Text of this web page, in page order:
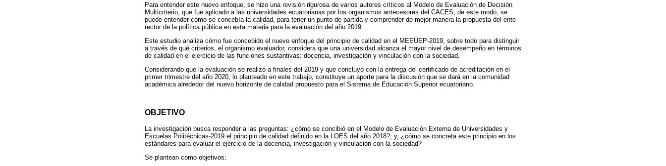
Para entender este nuevo enfoque, se hizo una revisión rigurosa de varios autores críticos al Modelo de Evaluación de Decisión
Multicriterio, que fue aplicado a las universidades ecuatorianas por los organismos antecesores del CACES; de este modo, se
puede entender cómo se concebía la calidad, para tener un punto de partida y comprender de mejor manera la propuesta del ente
rector de la política pública en esta materia para la evaluación del año 2019.
Este estudio analiza cómo fue concebido el nuevo enfoque del principio de calidad en el MEEUEP-2019, sobre todo para distinguir
a través de qué criterios, el organismo evaluador, considera que una universidad alcanza el mayor nivel de desempeño en términos
de calidad en el ejercicio de las funciones sustantivas: docencia, investigación y vinculación con la sociedad.
Considerando que la evaluación se realizó a finales del 2019 y que concluyó con la entrega del certificado de acreditación en el
primer trimestre del año 2020, lo planteado en este trabajo, constituye un aporte para la discusión que se dará en la comunidad
académica alrededor del nuevo horizonte de calidad propuesto para el Sistema de Educación Superior ecuatoriano.
OBJETIVO
La investigación busca responder a las preguntas: ¿cómo se concibió en el Modelo de Evaluación Externa de Universidades y
Escuelas Politécnicas-2019 el principio de calidad definido en la LOES del año 2018?; y, ¿cómo se concreta este principio en los
estándares para evaluar el ejercicio de la docencia, investigación y vinculación con la sociedad?
Se plantean como objetivos: